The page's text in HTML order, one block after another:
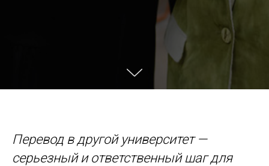
Перевод в другой университет —
серьезный и ответственный шаг для